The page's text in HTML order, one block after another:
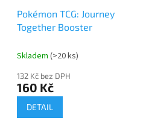
Pokémon TCG: Journey
Together Booster
Skladem (>20 ks)
132 Kč bez DPH
160 Kč
DETAIL